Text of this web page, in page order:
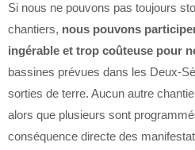
Si nous ne pouvons pas toujours
chantiers, nous pouvons
ingérable et trop coûteuse pour
bassines prévues dans les Deux-
sorties de terre. Aucun autre
alors que plusieurs sont
conséquence directe des